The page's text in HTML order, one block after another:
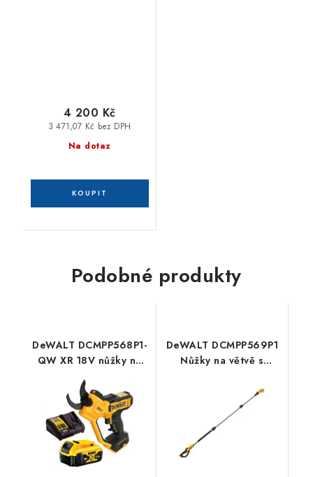
Na dotaz
3 471,07 Kč bez DPH
4 200 Kč
Podobné produkty
DeWALT DCMPP568P1-
QW XR 18V nůžky na
nabíječka
DeWALT DCMPP569P1
Nůžky na větvě s
XR, (18V/1× 5,0 Ah)